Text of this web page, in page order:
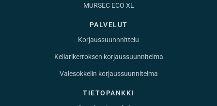
MURSEC ECO XL
PALVELUT
Korjaussuunnnittelu
Kellarikerroksen korjaussuunnitelma
Valesokkelin korjaussuunnitelma
TIETOPANKKI